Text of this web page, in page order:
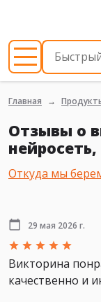
Главная
Отзывы о
нейросеть,
Откуда мы
29 мая 2026 г.
Викторина
качественно и